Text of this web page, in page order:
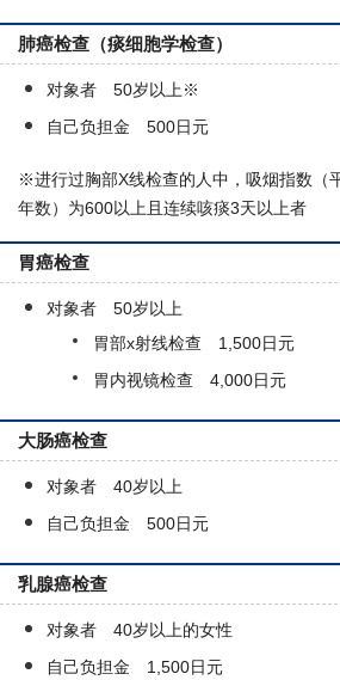
肺癌检查（痰细胞学检查）
对象者 50岁以上※
自己负担金 500日元
※进行过胸部X线检查的人中，吸烟指数（
年数）为600以上且连续咳痰3天以上者
胃癌检查
对象者 50岁以上
胃部x射线检查 1,500日元
胃内视镜检查 4,000日元
大肠癌检查
对象者 40岁以上
自己负担金 500日元
乳腺癌检查
对象者 40岁以上的女性
自己负担金 1,500日元